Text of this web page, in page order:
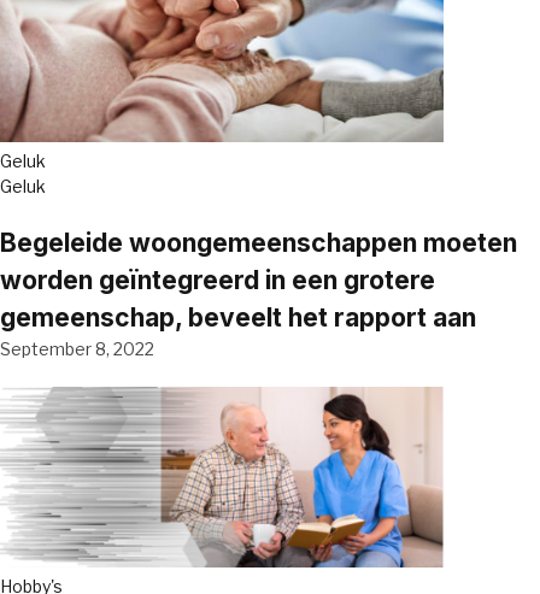
Geluk
Geluk
Begeleide woongemeenschappen moeten
worden geïntegreerd in een grotere
gemeenschap, beveelt het rapport aan
September 8, 2022
Hobby's